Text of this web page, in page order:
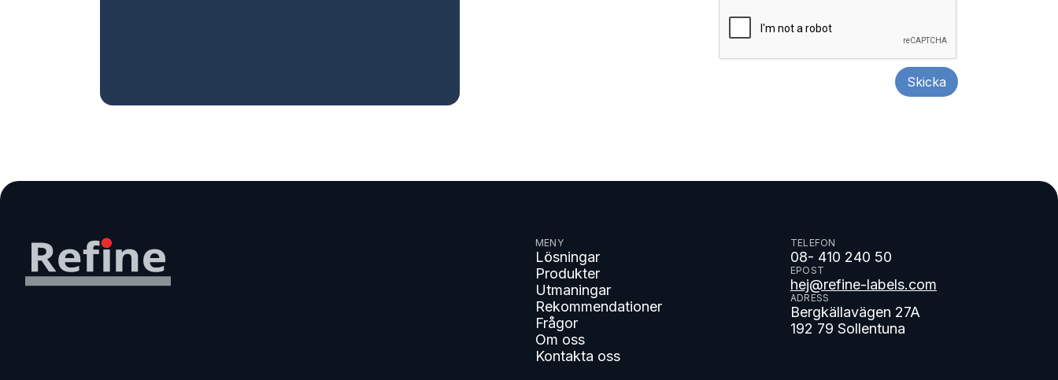
MENY
Lösningar
Produkter
Utmaningar
Rekommendationer
Frågor
Om oss
Kontakta oss
TELEFON
08- 410 240 50
EPOST
hej@refine-labels.com
ADRESS
Bergkällavägen 27A
192 79 Sollentuna